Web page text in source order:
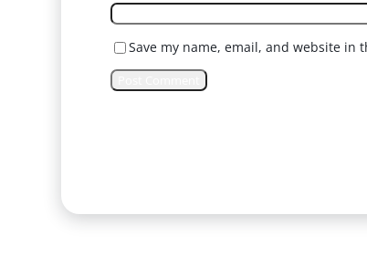
Save my name, email, and website